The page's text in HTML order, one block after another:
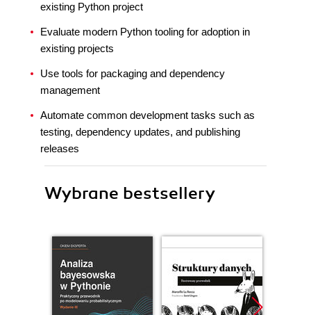
existing Python project
Evaluate modern Python tooling for adoption in
existing projects
Use tools for packaging and dependency
management
Automate common development tasks such as
testing, dependency updates, and publishing
releases
Wybrane bestsellery